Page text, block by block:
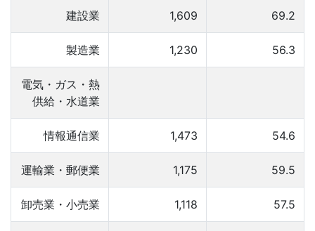
建設業 1,609 69.2
製造業 1,230 56.3
電気・ガス・熱
供給・水道業
情報通信業 1,473 54.6
運輸業・郵便業 1,175 59.5
卸売業・小売業 1,118 57.5